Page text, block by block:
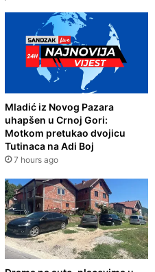
Mladić iz Novog Pazara
uhapšen u Crnoj Gori:
Motkom pretukao dvojicu
Tutinaca na Adi Boj
7 hours ago